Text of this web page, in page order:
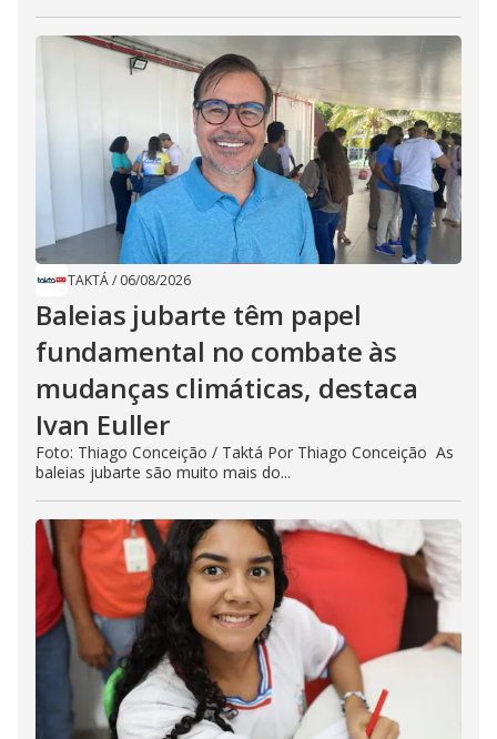
TAKTÁ/ 06/08/2026
Baleias jubarte têm papel
fundamental no combate às
mudanças climáticas, destaca
Ivan Euller
Foto: Thiago Conceição / Taktá Por Thiago Conceição As
baleias jubarte são muito mais do...